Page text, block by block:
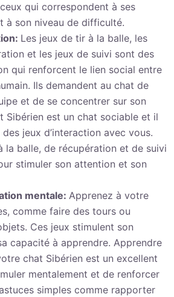
qui correspondent à ses
à son niveau de difficulté.
Les jeux de tir à la balle, les
et les jeux de suivi sont des
qui renforcent le lien social entre
Ils demandent au chat de
et de se concentrer sur son
Sibérien est un chat sociable et il
jeux d’interaction avec vous.
la balle, de récupération et de suivi
stimuler son attention et son
mentale: Apprenez à votre
comme faire des tours ou
Ces jeux stimulent son
capacité à apprendre. Apprendre
chat Sibérien est un excellent
mentalement et de renforcer
simples comme rapporter